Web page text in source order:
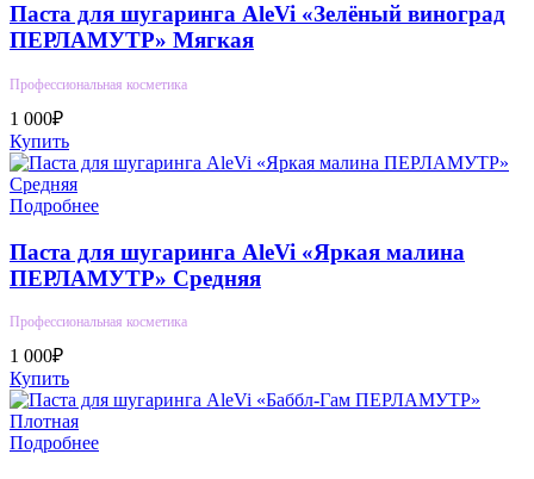
Паста для шугаринга AleVi «Зелёный виноград
ПЕРЛАМУТР» Мягкая
Профессиональная косметика
1 000₽
Купить
Подробнее
Паста для шугаринга AleVi «Яркая малина
ПЕРЛАМУТР» Средняя
Профессиональная косметика
1 000₽
Купить
Подробнее